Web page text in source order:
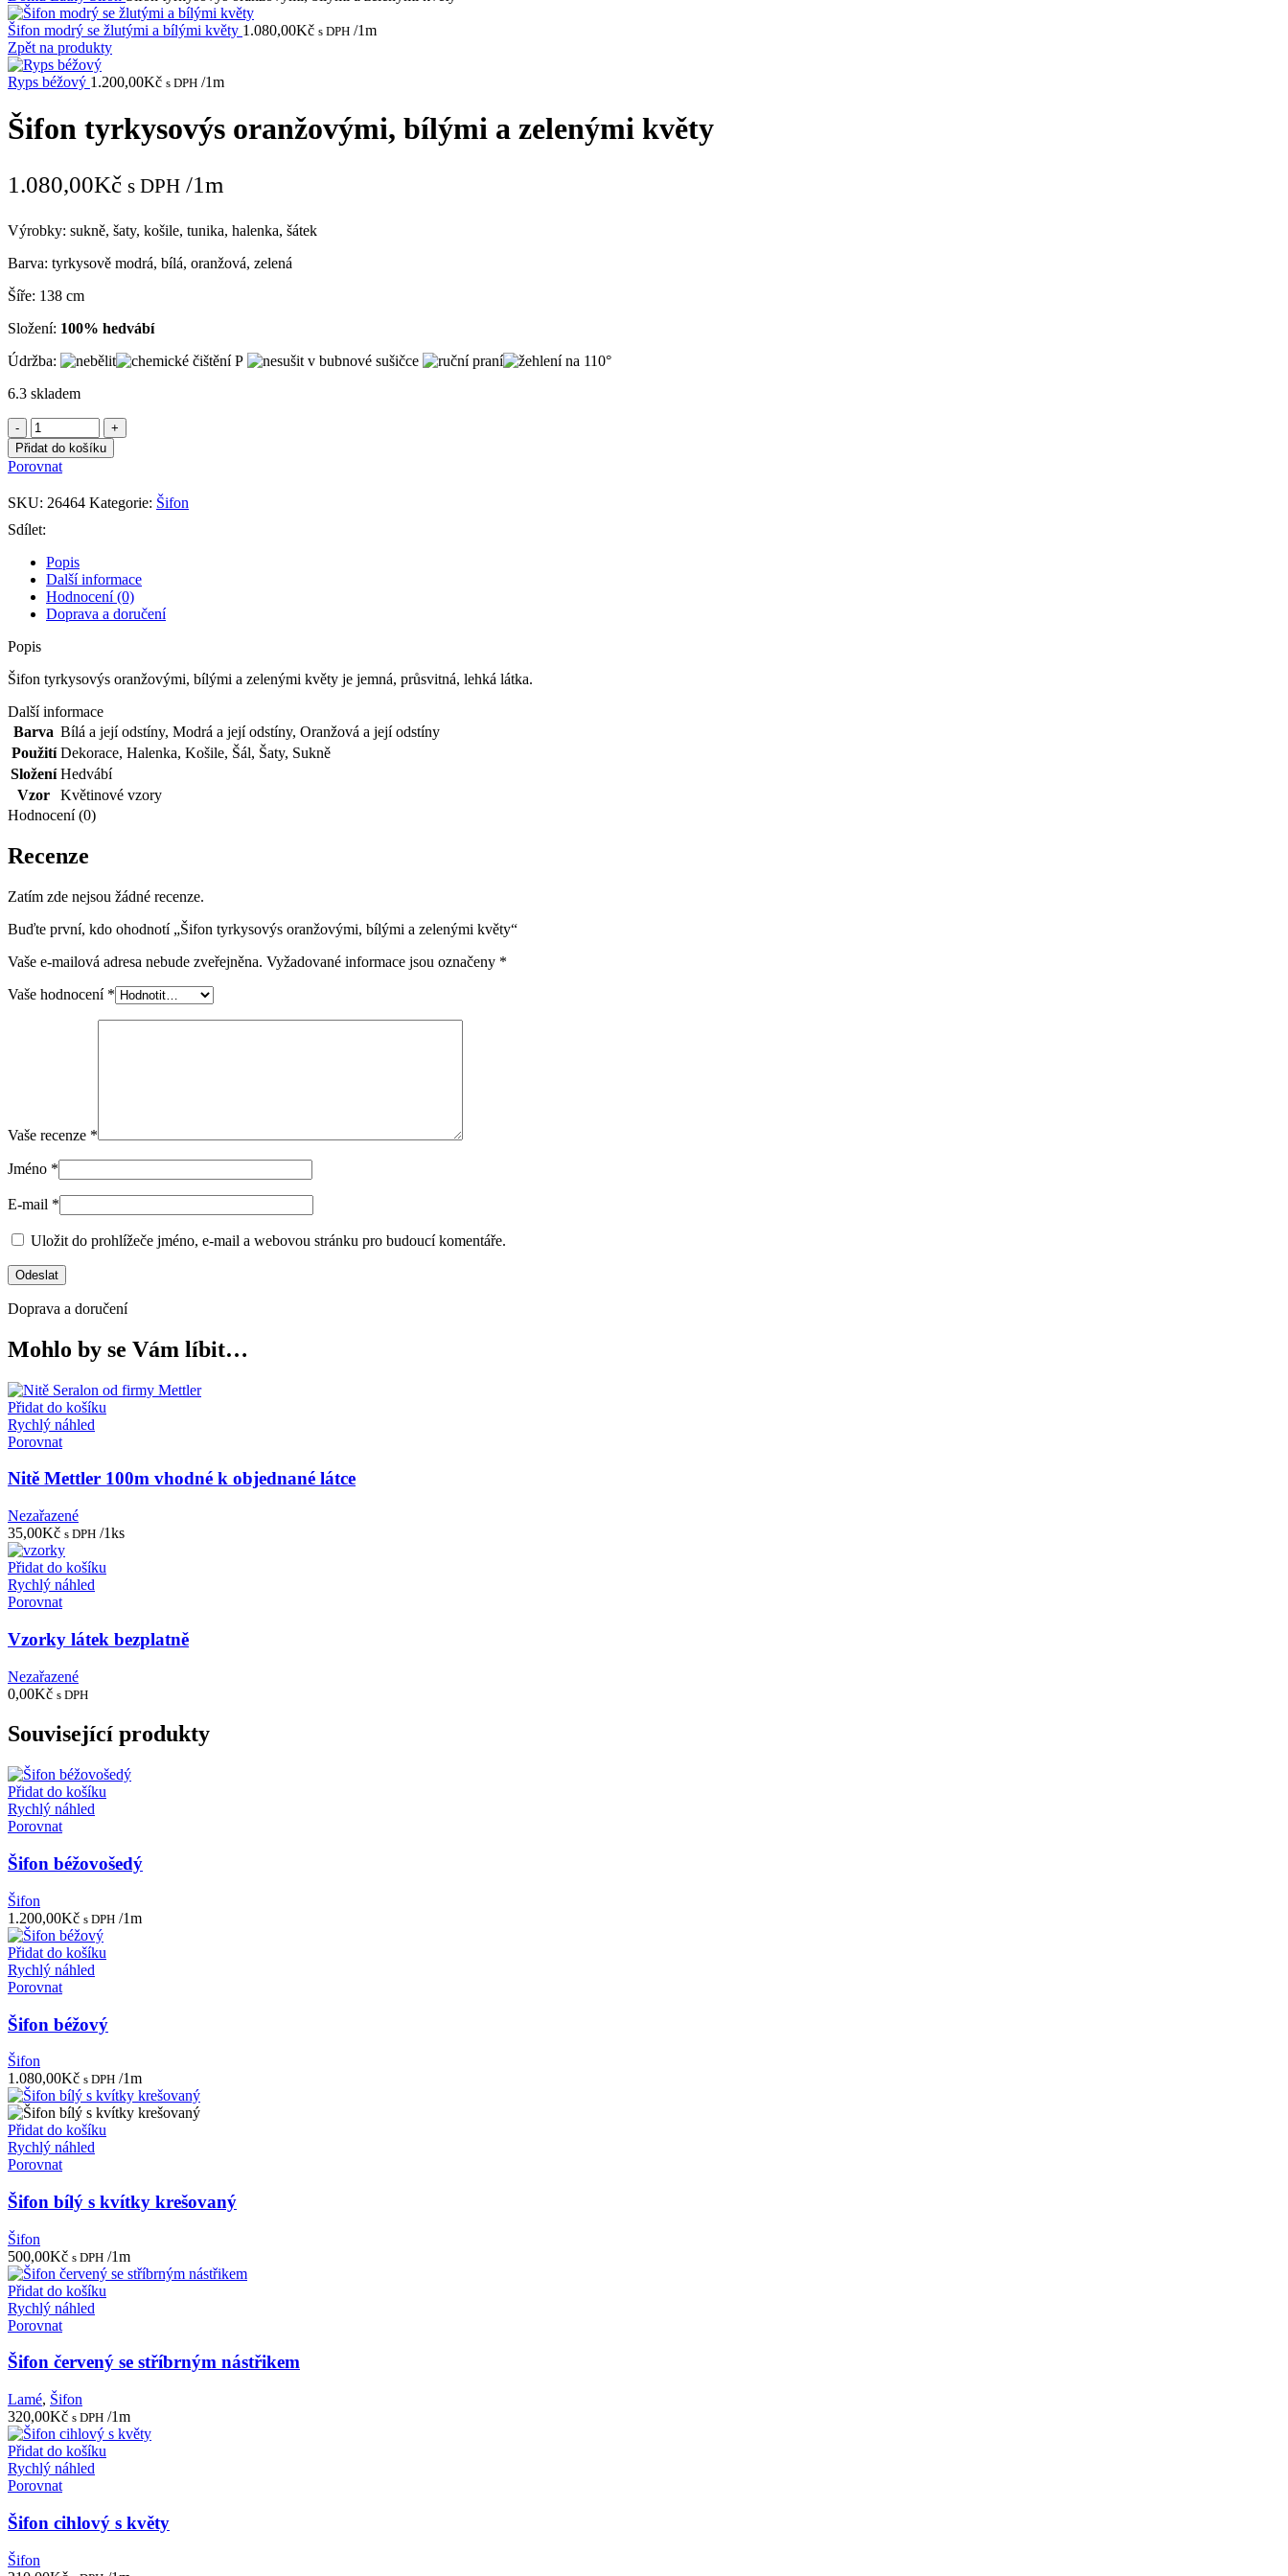
Šifon modrý se žlutými a bílými květy 1.080,00Kč s DPH /1m
Zpět na produkty
Ryps béžový 1.200,00Kč s DPH /1m
Šifon tyrkysovýs oranžovými, bílými a zelenými květy
1.080,00Kč s DPH /1m
Výrobky: sukně, šaty, košile, tunika, halenka, šátek
Barva: tyrkysově modrá, bílá, oranžová, zelená
Šíře: 138 cm
Složení: 100% hedvábí
Údržba:
6.3 skladem
Šifon
tyrkysovýs
oranžovými,
bílými
a
zelenými
květy
Přidat do košíku
Porovnat
SKU: 26464 Kategorie: Šifon
Sdílet:
Popis
Další informace
Hodnocení (0)
Doprava a doručení
Popis
Šifon tyrkysovýs oranžovými, bílými a zelenými květy je jemná, průsvitná, lehká látka.
Další informace
Barva Bílá a její odstíny, Modrá a její odstíny, Oranžová a její odstíny
Použití Dekorace, Halenka, Košile, Šál, Šaty, Sukně
Složení Hedvábí
Vzor
Květinové vzory
Hodnocení (0)
Recenze
Zatím zde nejsou žádné recenze.
Buďte první, kdo ohodnotí „Šifon tyrkysovýs oranžovými, bílými a zelenými květy“
Vaše e-mailová adresa nebude zveřejněna. Vyžadované informace jsou označeny *
Vaše hodnocení *
Vaše recenze *
Jméno *
E-mail *
Uložit do prohlížeče jméno, e-mail a webovou stránku pro budoucí komentáře.
Doprava a doručení
Mohlo by se Vám líbit…
Přidat do košíku
Rychlý náhled
Porovnat
Nitě Mettler 100m vhodné k objednané látce
Nezařazené
35,00Kč s DPH /1ks
Přidat do košíku
Rychlý náhled
Porovnat
Vzorky látek bezplatně
Nezařazené
0,00Kč s DPH
Související produkty
Přidat do košíku
Rychlý náhled
Porovnat
Šifon béžovošedý
Šifon
1.200,00Kč s DPH /1m
Přidat do košíku
Rychlý náhled
Porovnat
Šifon béžový
Šifon
1.080,00Kč s DPH /1m
Přidat do košíku
Rychlý náhled
Porovnat
Šifon bílý s kvítky krešovaný
Šifon
500,00Kč s DPH /1m
Přidat do košíku
Rychlý náhled
Porovnat
Šifon červený se stříbrným nástřikem
Lamé, Šifon
320,00Kč s DPH /1m
Přidat do košíku
Rychlý náhled
Porovnat
Šifon cihlový s květy
Šifon